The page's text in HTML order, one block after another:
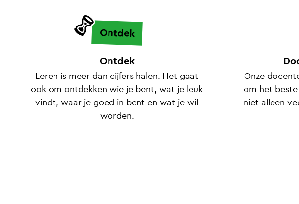
Ontdek
Ontdek
Leren is meer dan cijfers halen. Het gaat
ook om ontdekken wie je bent, wat je leuk
vindt, waar je goed in bent en wat je wil
worden.
Onze
om het
niet alleen